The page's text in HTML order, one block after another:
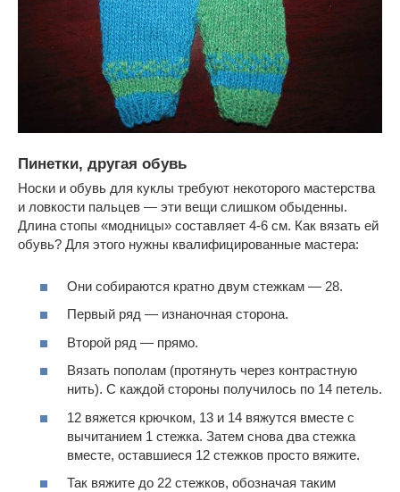
Пинетки, другая обувь
Носки и обувь для куклы требуют некоторого мастерства
и ловкости пальцев — эти вещи слишком обыденны.
Длина стопы «модницы» составляет 4-6 см. Как вязать ей
обувь? Для этого нужны квалифицированные мастера:
Они собираются кратно двум стежкам — 28.
Первый ряд — изнаночная сторона.
Второй ряд — прямо.
Вязать пополам (протянуть через контрастную
нить). С каждой стороны получилось по 14 петель.
12 вяжется крючком, 13 и 14 вяжутся вместе с
вычитанием 1 стежка. Затем снова два стежка
вместе, оставшиеся 12 стежков просто вяжите.
Так вяжите до 22 стежков, обозначая таким